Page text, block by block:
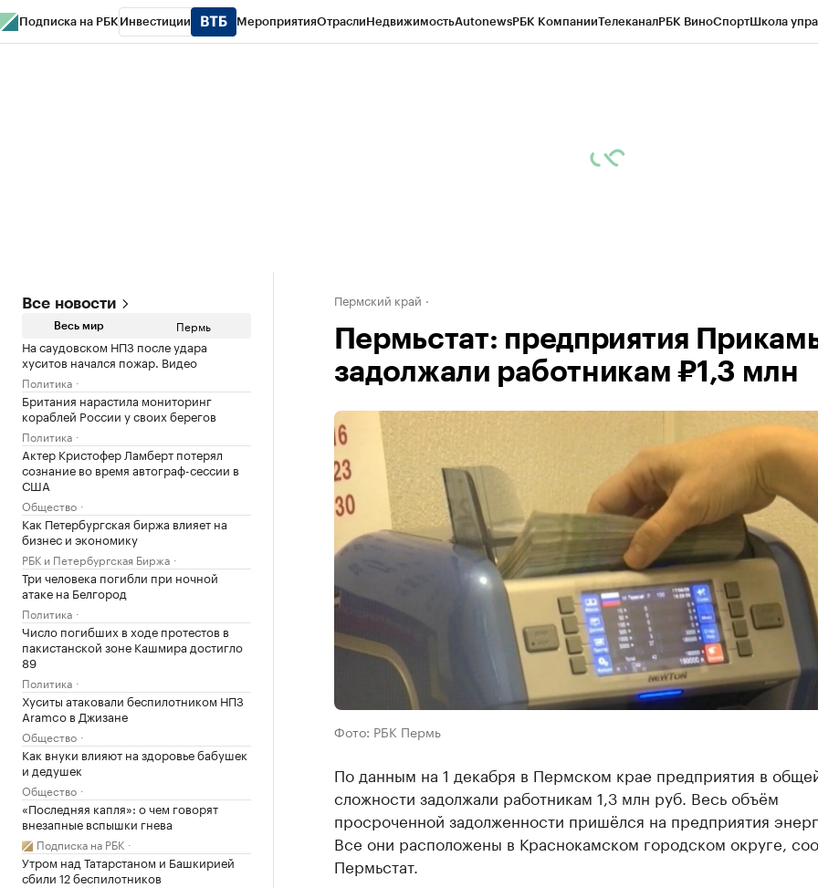
Подписка на РБК Инвестиции МероприятияОтраслиНедвижимостьAutonewsРБК КомпанииТелеканалРБК ВиноСпортШкола
Все новости
Весь мир Пермь
На саудовском НПЗ после удара
хуситов начался пожар. Видео
Политика
Британия нарастила мониторинг
кораблей России у своих берегов
Политика
Актер Кристофер Ламберт потерял
сознание во время автограф-сессии в
США
Общество
Как Петербургская биржа влияет на
бизнес и экономику
РБК и Петербургская Биржа
Три человека погибли при ночной
атаке на Белгород
Политика
Число погибших в ходе протестов в
пакистанской зоне Кашмира достигло
89
Политика
Хуситы атаковали беспилотником НПЗ
Aramco в Джизане
Общество
Как внуки влияют на здоровье бабушек
и дедушек
Общество
«Последняя капля»: о чем говорят
внезапные вспышки гнева
Подписка на РБК
Утром над Татарстаном и Башкирией
сбили 12 беспилотников
Пермский край
Пермьстат: предприятия
задолжали работникам ₽1,3 млн
Фото: РБК Пермь
По данным на 1 декабря в Пермском крае предприятия в
сложности задолжали работникам 1,3 млн руб. Весь объём
просроченной задолженности пришёлся на предприятия
Все они расположены в Краснокамском городском округе,
Пермьстат.